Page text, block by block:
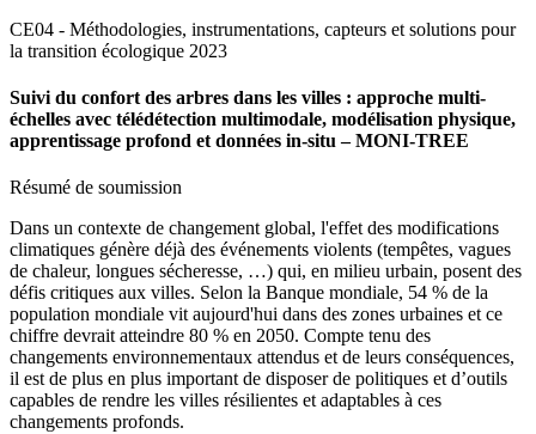
CE04 - Méthodologies, instrumentations, capteurs et solutions pour
la transition écologique 2023
Suivi du confort des arbres dans les villes : approche multi-
échelles avec télédétection multimodale, modélisation physique,
apprentissage profond et données in-situ – MONI-TREE
Résumé de soumission
Dans un contexte de changement global, l'effet des modifications
climatiques génère déjà des événements violents (tempêtes, vagues
de chaleur, longues sécheresse, …) qui, en milieu urbain, posent des
défis critiques aux villes. Selon la Banque mondiale, 54 % de la
population mondiale vit aujourd'hui dans des zones urbaines et ce
chiffre devrait atteindre 80 % en 2050. Compte tenu des
changements environnementaux attendus et de leurs conséquences,
il est de plus en plus important de disposer de politiques et d’outils
capables de rendre les villes résilientes et adaptables à ces
changements profonds.